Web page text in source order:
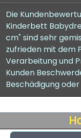
Die
Kinderbett
cm" sind sehr
zufrieden mit dem
Verarbeitung und
Kunden
Beschädigung